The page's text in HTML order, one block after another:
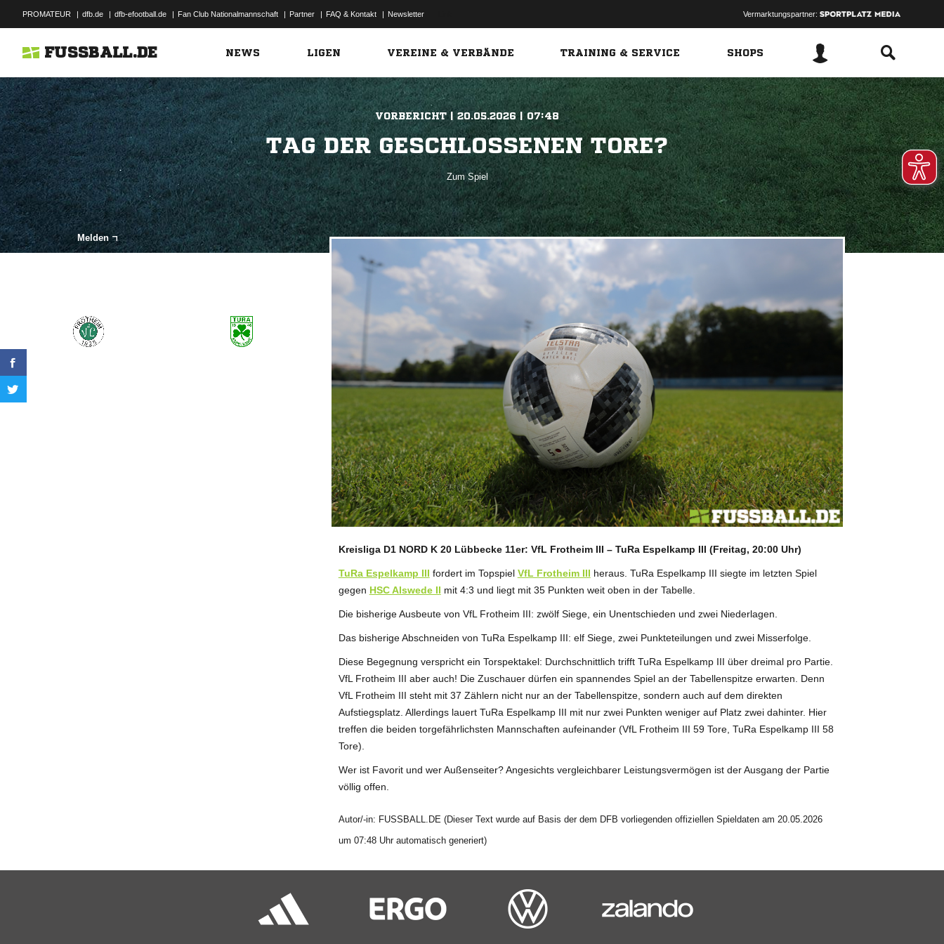
PROMATEUR | dfb.de | dfb-efootball.de | Fan Club Nationalmannschaft | Partner | FAQ & Kontakt | Newsletter Vermarktungspartner:
FUSSBALL.DE NEWS LIGEN VEREINE & VERBÄNDE TRAINING & SERVICE SHOPS
VORBERICHT | 20.05.2026 | 07:48
TAG DER GESCHLOSSENEN TORE?
Zum Spiel
Melden
ANZEIGE
Kreisliga D1 NORD K 20 Lübbecke 11er: VfL Frotheim III – TuRa Espelkamp III (Freitag, 20:00 Uhr)
TuRa Espelkamp III fordert im Topspiel VfL Frotheim III heraus. TuRa Espelkamp III siegte im letzten Spiel
gegen HSC Alswede II mit 4:3 und liegt mit 35 Punkten weit oben in der Tabelle.
Die bisherige Ausbeute von VfL Frotheim III: zwölf Siege, ein Unentschieden und zwei Niederlagen.
Das bisherige Abschneiden von TuRa Espelkamp III: elf Siege, zwei Punkteteilungen und zwei Misserfolge.
Diese Begegnung verspricht ein Torspektakel: Durchschnittlich trifft TuRa Espelkamp III über dreimal pro Partie.
VfL Frotheim III aber auch! Die Zuschauer dürfen ein spannendes Spiel an der Tabellenspitze erwarten. Denn
VfL Frotheim III steht mit 37 Zählern nicht nur an der Tabellenspitze, sondern auch auf dem direkten
Aufstiegsplatz. Allerdings lauert TuRa Espelkamp III mit nur zwei Punkten weniger auf Platz zwei dahinter. Hier
treffen die beiden torgefährlichsten Mannschaften aufeinander (VfL Frotheim III 59 Tore, TuRa Espelkamp III 58
Tore).
Wer ist Favorit und wer Außenseiter? Angesichts vergleichbarer Leistungsvermögen ist der Ausgang der Partie
völlig offen.
Autor/-in: FUSSBALL.DE (Dieser Text wurde auf Basis der dem DFB vorliegenden offiziellen Spieldaten am 20.05.2026
um 07:48 Uhr automatisch generiert)